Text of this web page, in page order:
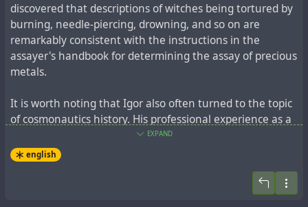
на Луну". Наврав своим народам и всему миру,
руководители СССР и США пришли к выводу о
нежелательности взаимных разоблачений и
закрепили ложь в фейковом совместном проекте
"Союз-Аполлон" 1975 года. Настоящие
на кораблях "Союз", а в США с 1981 года на "Спейс
Шаттлах".
usa
discovered that descriptions of witches being tortured by
burning, needle-piercing, drowning, and so on are
remarkably consistent with the instructions in the
assayer's handbook for determining the assay of precious
metals.
It is worth noting that Igor also often turned to the topic
of cosmonautics history. His professional experience as a
military investigator led him to the conclusion that not
only the US space programme was initially falsified, but
published materials on the US programme openly on his
website, while most of the materials on the USSR
EXPAND
english